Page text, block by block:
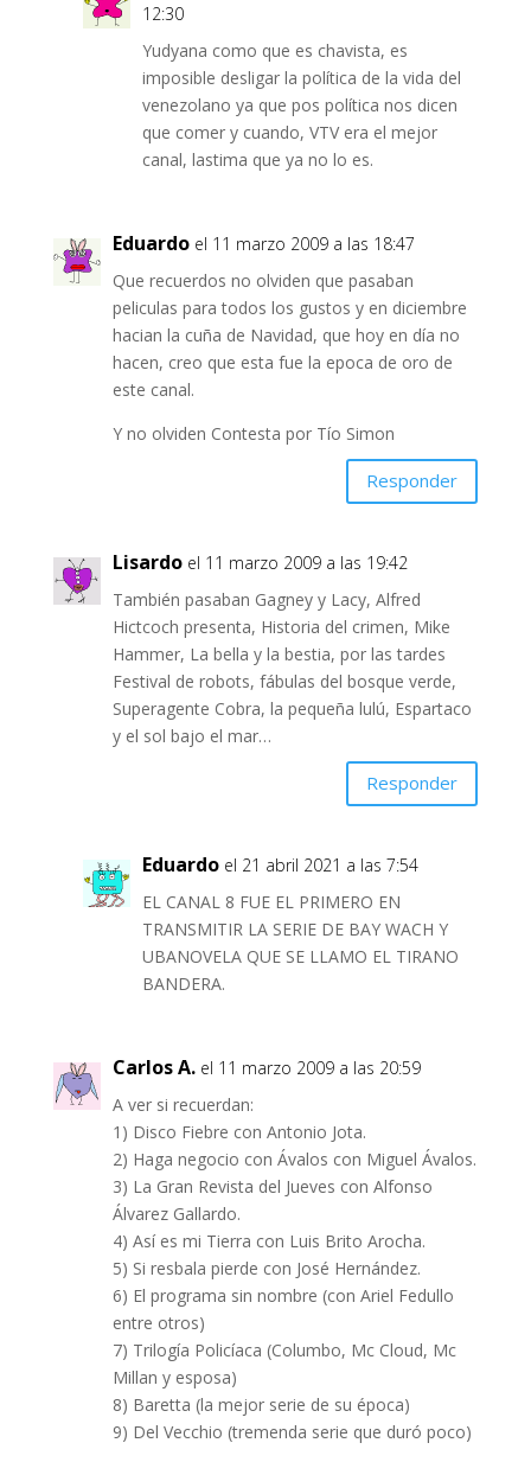
12:30
Yudyana como que es chavista, es
imposible desligar la política de la vida del
venezolano ya que pos política nos dicen
que comer y cuando, VTV era el mejor
canal, lastima que ya no lo es.
Eduardo el 11 marzo 2009 a las 18:47
Que recuerdos no olviden que pasaban
peliculas para todos los gustos y en diciembre
hacian la cuña de Navidad, que hoy en día no
hacen, creo que esta fue la epoca de oro de
este canal.
Y no olviden Contesta por Tío Simon
Responder
Lisardo el 11 marzo 2009 a las 19:42
También pasaban Gagney y Lacy, Alfred
Hictcoch presenta, Historia del crimen, Mike
Hammer, La bella y la bestia, por las tardes
Festival de robots, fábulas del bosque verde,
Superagente Cobra, la pequeña lulú, Espartaco
y el sol bajo el mar…
Responder
Eduardo el 21 abril 2021 a las 7:54
EL CANAL 8 FUE EL PRIMERO EN
TRANSMITIR LA SERIE DE BAY WACH Y
UBANOVELA QUE SE LLAMO EL TIRANO
BANDERA.
Carlos A. el 11 marzo 2009 a las 20:59
A ver si recuerdan:
1) Disco Fiebre con Antonio Jota.
2) Haga negocio con Ávalos con Miguel Ávalos.
3) La Gran Revista del Jueves con Alfonso
Álvarez Gallardo.
4) Así es mi Tierra con Luis Brito Arocha.
5) Si resbala pierde con José Hernández.
6) El programa sin nombre (con Ariel Fedullo
entre otros)
7) Trilogía Policíaca (Columbo, Mc Cloud, Mc
Millan y esposa)
8) Baretta (la mejor serie de su época)
9) Del Vecchio (tremenda serie que duró poco)